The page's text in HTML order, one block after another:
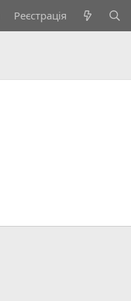
Реєстрація